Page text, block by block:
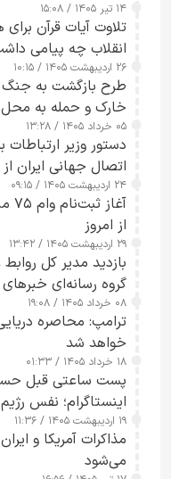
۱۴ تیر ۱۴۰۵ / ۱۵:۰۸
تلاوت آیات قرآن
انقلاب چه پیامی
۲۶ اردیبهشت ۱۴۰۵ / ۱۰:۱۵
طرح‌ بازگشت به جنگ
خارک و حمله به
۰۵ خرداد ۱۴۰۵ / ۱۳:۲۸
دستور وزیر
اتصال جهانی ایران
کامل مردم تا ۲۴ ساعت آینده
۲۴ اردیبهشت ۱۴۰۵ / ۰۹:۱۵
از امروز
۲۹ اردیبهشت ۱۴۰۵ / ۱۳:۴۲
بازدید مدیر کل
گروه رسانه‌ای
رسانه‌های هوشمند و
۰۸ خرداد ۱۴۰۵ / ۱۹:۰۸
ترامپ: محاصره
خواهد شد
۱۸ خرداد ۱۴۰۵ / ۰۱:۳۳
پست ساعتی قبل
اینستاگرام؛ نفس
۱۹ اردیبهشت ۱۴۰۵ / ۱۱:۳۶
مذاکرات آمریکا و
می‌شود